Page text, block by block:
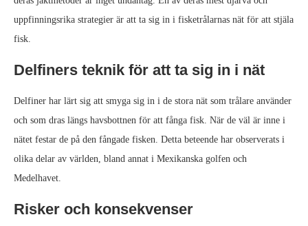
uppfinningsrika strategier är att ta sig in i fisketrålarnas nät för att stjäla
fisk.
Delfiners teknik för att ta sig in i nät
Delfiner har lärt sig att smyga sig in i de stora nät som trålare använder
och som dras längs havsbottnen för att fånga fisk. När de väl är inne i
nätet festar de på den fångade fisken. Detta beteende har observerats i
olika delar av världen, bland annat i Mexikanska golfen och
Medelhavet.
Risker och konsekvenser